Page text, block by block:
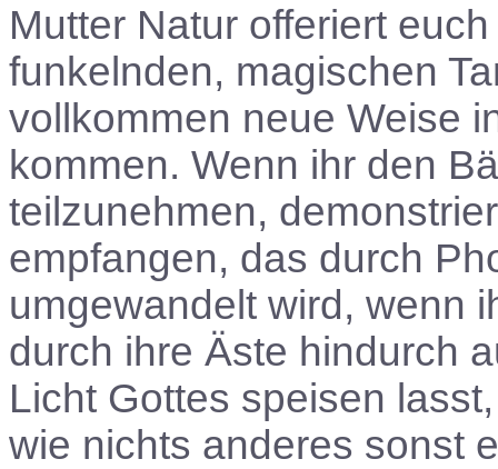
Mutter Natur offeriert
funkelnden, magischen
vollkommen neue Weise
kommen. Wenn ihr den
teilzunehmen,
empfangen, das durch
umgewandelt wird, wenn
durch ihre Äste hindurch
Licht Gottes speisen
wie nichts anderes sonst